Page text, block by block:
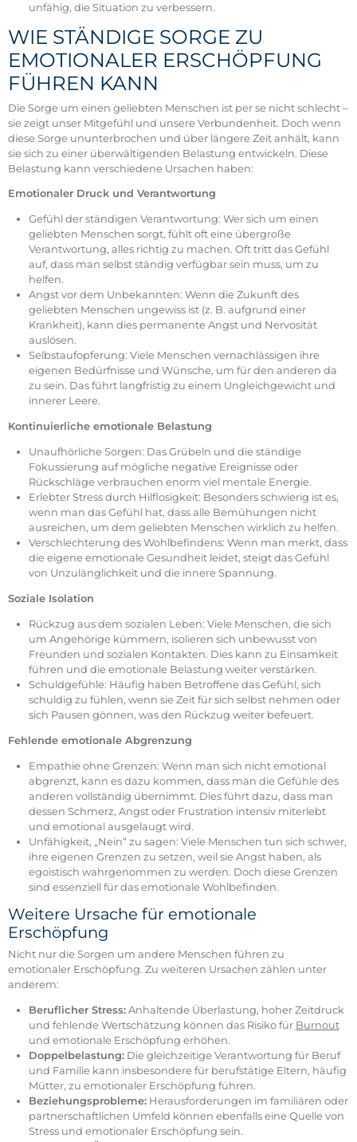
unfähig, die Situation zu verbessern.
WIE STÄNDIGE SORGE ZU
EMOTIONALER ERSCHÖPFUNG
FÜHREN KANN
Die Sorge um einen geliebten Menschen ist per se nicht schlecht –
sie zeigt unser Mitgefühl und unsere Verbundenheit. Doch wenn
diese Sorge ununterbrochen und über längere Zeit anhält, kann
sie sich zu einer überwältigenden Belastung entwickeln. Diese
Belastung kann verschiedene Ursachen haben:
Emotionaler Druck und Verantwortung
Gefühl der ständigen Verantwortung: Wer sich um einen
geliebten Menschen sorgt, fühlt oft eine übergroße
Verantwortung, alles richtig zu machen. Oft tritt das Gefühl
auf, dass man selbst ständig verfügbar sein muss, um zu
helfen.
Angst vor dem Unbekannten: Wenn die Zukunft des
geliebten Menschen ungewiss ist (z. B. aufgrund einer
Krankheit), kann dies permanente Angst und Nervosität
auslösen.
Selbstaufopferung: Viele Menschen vernachlässigen ihre
eigenen Bedürfnisse und Wünsche, um für den anderen da
zu sein. Das führt langfristig zu einem Ungleichgewicht und
innerer Leere.
Kontinuierliche emotionale Belastung
Unaufhörliche Sorgen: Das Grübeln und die ständige
Fokussierung auf mögliche negative Ereignisse oder
Rückschläge verbrauchen enorm viel mentale Energie.
Erlebter Stress durch Hilflosigkeit: Besonders schwierig ist es,
wenn man das Gefühl hat, dass alle Bemühungen nicht
ausreichen, um dem geliebten Menschen wirklich zu helfen.
Verschlechterung des Wohlbefindens: Wenn man merkt, dass
die eigene emotionale Gesundheit leidet, steigt das Gefühl
von Unzulänglichkeit und die innere Spannung.
Soziale Isolation
Rückzug aus dem sozialen Leben: Viele Menschen, die sich
um Angehörige kümmern, isolieren sich unbewusst von
Freunden und sozialen Kontakten. Dies kann zu Einsamkeit
führen und die emotionale Belastung weiter verstärken.
Schuldgefühle: Häufig haben Betroffene das Gefühl, sich
schuldig zu fühlen, wenn sie Zeit für sich selbst nehmen oder
sich Pausen gönnen, was den Rückzug weiter befeuert.
Fehlende emotionale Abgrenzung
Empathie ohne Grenzen: Wenn man sich nicht emotional
abgrenzt, kann es dazu kommen, dass man die Gefühle des
anderen vollständig übernimmt. Dies führt dazu, dass man
dessen Schmerz, Angst oder Frustration intensiv miterlebt
und emotional ausgelaugt wird.
Unfähigkeit, „Nein“ zu sagen: Viele Menschen tun sich schwer,
ihre eigenen Grenzen zu setzen, weil sie Angst haben, als
egoistisch wahrgenommen zu werden. Doch diese Grenzen
sind essenziell für das emotionale Wohlbefinden.
Weitere Ursache für emotionale
Erschöpfung
Nicht nur die Sorgen um andere Menschen führen zu
emotionaler Erschöpfung. Zu weiteren Ursachen zählen unter
anderem:
Beruflicher Stress:Anhaltende Überlastung, hoher Zeitdruck
und fehlende Wertschätzung können das Risiko für Burnout
und emotionale Erschöpfung erhöhen.
Doppelbelastung:Die gleichzeitige Verantwortung für Beruf
und Familie kann insbesondere für berufstätige Eltern, häufig
Mütter, zu emotionaler Erschöpfung führen.
Beziehungsprobleme:Herausforderungen im familiären oder
partnerschaftlichen Umfeld können ebenfalls eine Quelle von
Stress und emotionaler Erschöpfung sein.